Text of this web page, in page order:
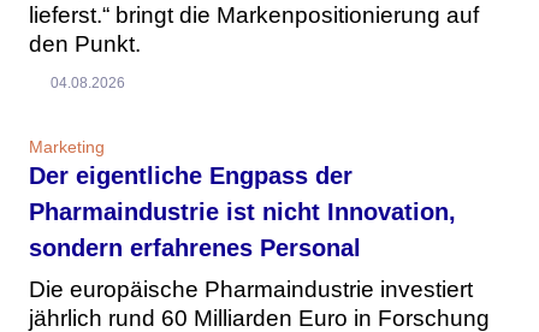
lieferst.“ bringt die Markenpositionierung auf
den Punkt.
04.08.2026
Marketing
Der eigentliche Engpass der
Pharmaindustrie ist nicht Innovation,
sondern erfahrenes Personal
Die europäische Pharmaindustrie investiert
jährlich rund 60 Milliarden Euro in Forschung